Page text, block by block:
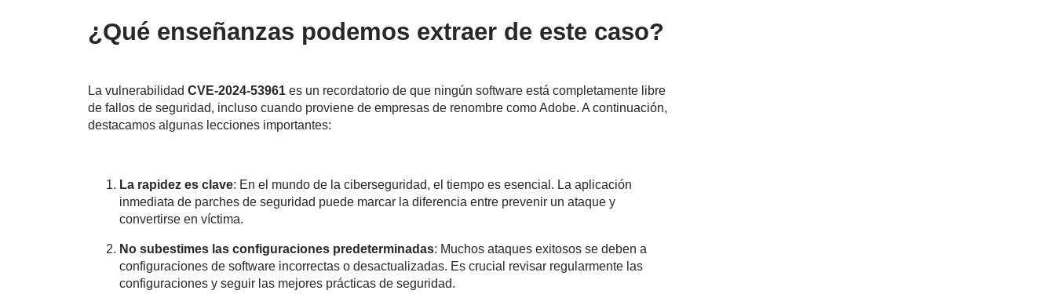
¿Qué enseñanzas podemos extraer de este caso?
La vulnerabilidad CVE-2024-53961 es un recordatorio de que ningún software está completamente libre
de fallos de seguridad, incluso cuando proviene de empresas de renombre como Adobe. A continuación,
destacamos algunas lecciones importantes:
La rapidez es clave: En el mundo de la ciberseguridad, el tiempo es esencial. La aplicación
inmediata de parches de seguridad puede marcar la diferencia entre prevenir un ataque y
convertirse en víctima.
No subestimes las configuraciones predeterminadas: Muchos ataques exitosos se deben a
configuraciones de software incorrectas o desactualizadas. Es crucial revisar regularmente las
configuraciones y seguir las mejores prácticas de seguridad.